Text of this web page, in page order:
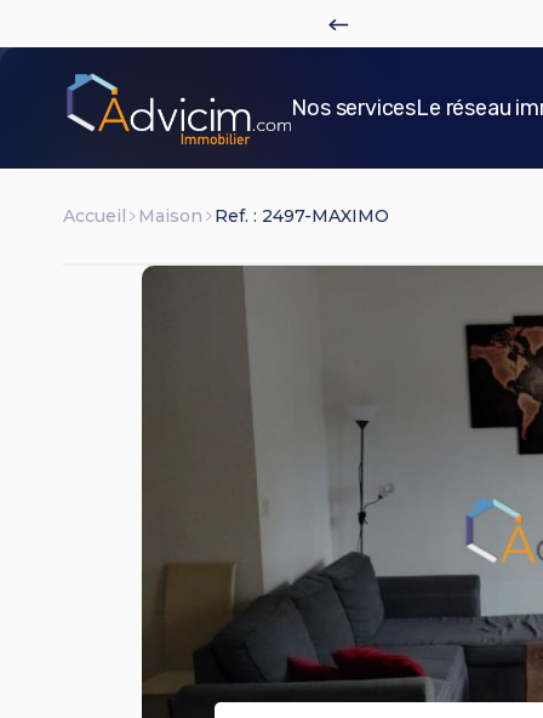
Nos servicesLe réseau
Accueil Maison Ref. : 2497-MAXIMO